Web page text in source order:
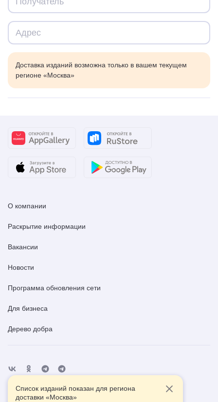
Доставка изданий возможна только в вашем текущем
регионе «Москва»
О компании
Раскрытие информации
Вакансии
Новости
Программа обновления сети
Для бизнеса
Дерево добра
Помощь Контакты
Список изданий показан для региона
доставки «Москва»